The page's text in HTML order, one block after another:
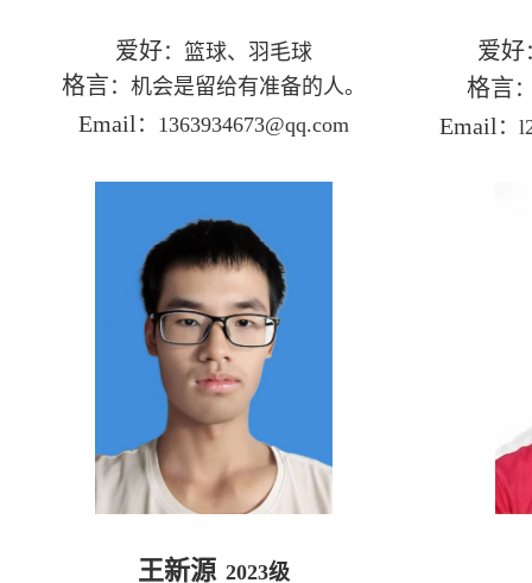
爱好：篮球、羽毛球 爱好
格言 ：机会是留给有准备的人。 格言
Email ： 1363934673@qq.com Email ：
王新源 2023级